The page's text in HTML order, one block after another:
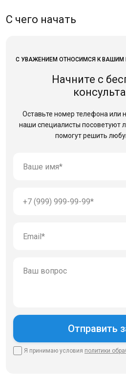
С чего начать
С УВАЖЕНИЕМ ОТНОСИМСЯ К
Начните с
Оставьте номер телефона или
наши специалисты посоветуют
помогут решить
Я принимаю условия политики